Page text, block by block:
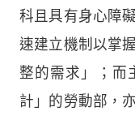
科且具有身心障
速建立機制以掌
整的需求」；而
計」的勞動部，